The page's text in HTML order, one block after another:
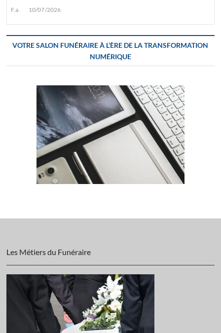
F.a. 10/07/2026
VOTRE SALON FUNÉRAIRE À L’ÈRE DE LA TRANSFORMATION
NUMÉRIQUE
Les Métiers du Funéraire